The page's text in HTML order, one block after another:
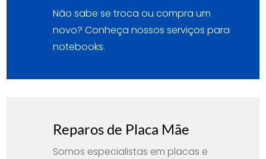
Não sabe se troca ou compra um
novo? Conheça nossos serviços para
notebooks.
Reparos de Placa Mãe
Somos especialistas em placas e